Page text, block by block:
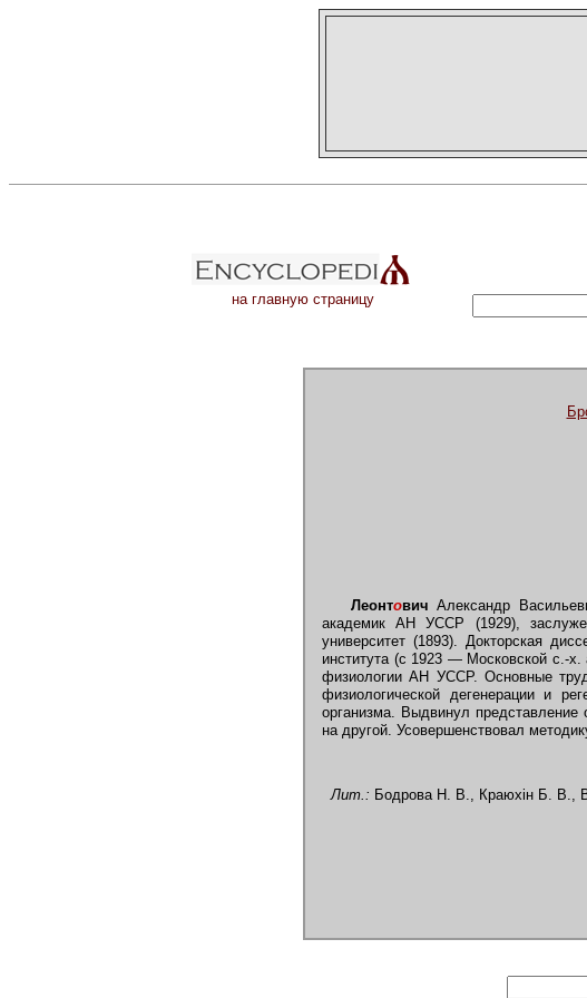
на главную страницу
Леонтович Александр
академик АН УССР (1929),
университет (1893). Докторская
института (с 1923 — Московской с.-
физиологии АН УССР. Основные
физиологической дегенерации и
организма. Выдвинул представление
на другой. Усовершенствовал
Лит.: Бодрова Н. В., Краюхiн Б. В.,